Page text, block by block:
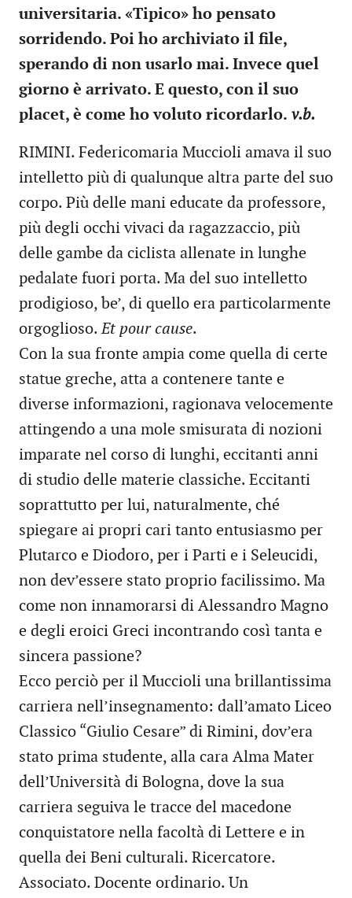
universitaria. «Tipico» ho pensato
sorridendo. Poi ho archiviato il file,
sperando di non usarlo mai. Invece quel
giorno è arrivato. E questo, con il suo
placet, è come ho voluto ricordarlo. v.b.
RIMINI. Federicomaria Muccioli amava il suo
intelletto più di qualunque altra parte del suo
corpo. Più delle mani educate da professore,
più degli occhi vivaci da ragazzaccio, più
delle gambe da ciclista allenate in lunghe
pedalate fuori porta. Ma del suo intelletto
prodigioso, be’, di quello era particolarmente
orgoglioso.Et pour cause.
Con la sua fronte ampia come quella di certe
statue greche, atta a contenere tante e
diverse informazioni, ragionava velocemente
attingendo a una mole smisurata di nozioni
imparate nel corso di lunghi, eccitanti anni
di studio delle materie classiche. Eccitanti
soprattutto per lui, naturalmente, ché
spiegare ai propri cari tanto entusiasmo per
Plutarco e Diodoro, per i Parti e i Seleucidi,
non dev’essere stato proprio facilissimo. Ma
come non innamorarsi di Alessandro Magno
e degli eroici Greci incontrando così tanta e
sincera passione?
Ecco perciò per il Muccioli una brillantissima
carriera nell’insegnamento: dall’amato Liceo
Classico “Giulio Cesare” di Rimini, dov’era
stato prima studente, alla cara Alma Mater
dell’Università di Bologna, dove la sua
carriera seguiva le tracce del macedone
conquistatore nella facoltà di Lettere e in
quella dei Beni culturali. Ricercatore.
Associato. Docente ordinario. Un